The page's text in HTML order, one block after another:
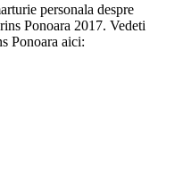
personala despre
Ponoara 2017. Vedeti
Ponoara aici: